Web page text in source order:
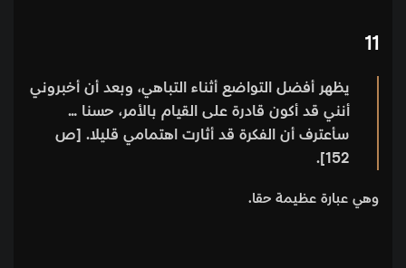
11
يظهر أفضل التواضع أثناء التباهي، وبعد أن أخبروني
أنني قد أكون قادرة على القيام بالأمر، حسنا …
سأعترف أن الفكرة قد أثارت اهتمامي قليلا. [ص
152].
وهي عبارة عظيمة حقا.